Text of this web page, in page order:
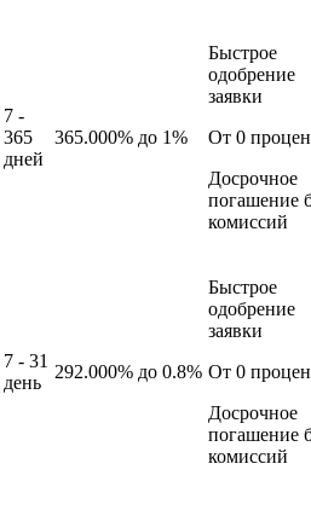
7 -
365
дней
365.000% до 1%
Быстрое
одобрение
заявки
От 0
Досрочное
погашение
комиссий
7 - 31
день
292.000% до 0.8%
Быстрое
одобрение
заявки
От 0
Досрочное
погашение
комиссий